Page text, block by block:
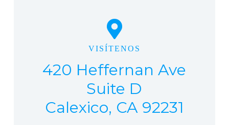
VISÍTENOS
420 Heffernan Ave
Suite D
Calexico, CA 92231